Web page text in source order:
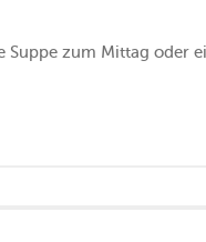
zum Mittag oder